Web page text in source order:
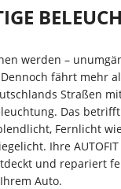
werden –
fährt mehr
Straßen
Das
Fernlicht
Ihre
und repariert
Auto.